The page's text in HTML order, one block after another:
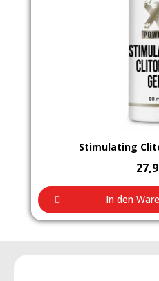
Aperçu
Stimulating
In den